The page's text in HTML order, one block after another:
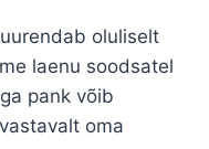
oluliselt
laenu soodsatel
pank võib
oma